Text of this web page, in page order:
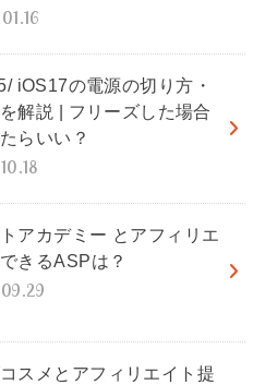
iOS17の電源の切り方・
解説 | フリーズした場合
らいい？
アカデミー とアフィリエ
きるASPは？
スメとアフィリエイト提